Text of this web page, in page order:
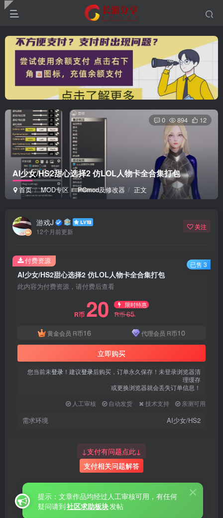
AI少女/HS2甜心选择2 仿LOL人物卡全合集打包
首页 MOD专区 PCmod及修改器 正文
0 894 12
游戏J
12个月前更新
关注
AI少女/HS2甜心选择2 仿LOL人物卡全合集打包
此内容为付费资源，请付费后查看
R币 20 限时特惠
R币65
黄金会员 R币16 代理会员 R币10
立即购买
您当前未登录 ！建议登录后购买，订单永久保存！未登录浏览器清
理缓存
或更换浏览器就会丢失订单信息！
人工审核
自动发货 技术支持 亲测可用
需求环境 AI少女/HS2
付费资源 已售 3
↓支付有问题点此↓
支付相关问题解答
提示：文章作品均经过人工审核可用，有任何
疑问请到社区求助板块发帖